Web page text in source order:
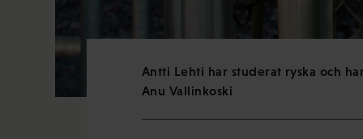
Antti Lehti har studerat ryska och
Anu Vallinkoski